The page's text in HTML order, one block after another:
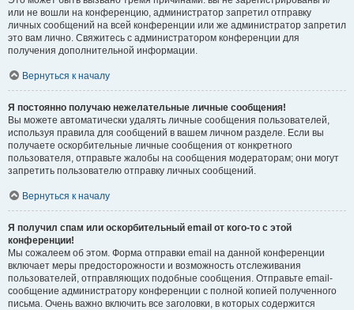
или не вошли на конференцию, администратор запретил отправку
личных сообщений на всей конференции или же администратор запретил
это вам лично. Свяжитесь с администратором конференции для
получения дополнительной информации.
Вернуться к началу
Я постоянно получаю нежелательные личные сообщения!
Вы можете автоматически удалять личные сообщения пользователей,
используя правила для сообщений в вашем личном разделе. Если вы
получаете оскорбительные личные сообщения от конкретного
пользователя, отправьте жалобы на сообщения модераторам; они могут
запретить пользователю отправку личных сообщений.
Вернуться к началу
Я получил спам или оскорбительный email от кого-то с этой
конференции!
Мы сожалеем об этом. Форма отправки email на данной конференции
включает меры предосторожности и возможность отслеживания
пользователей, отправляющих подобные сообщения. Отправьте email-
сообщение администратору конференции с полной копией полученного
письма. Очень важно включить все заголовки, в которых содержится